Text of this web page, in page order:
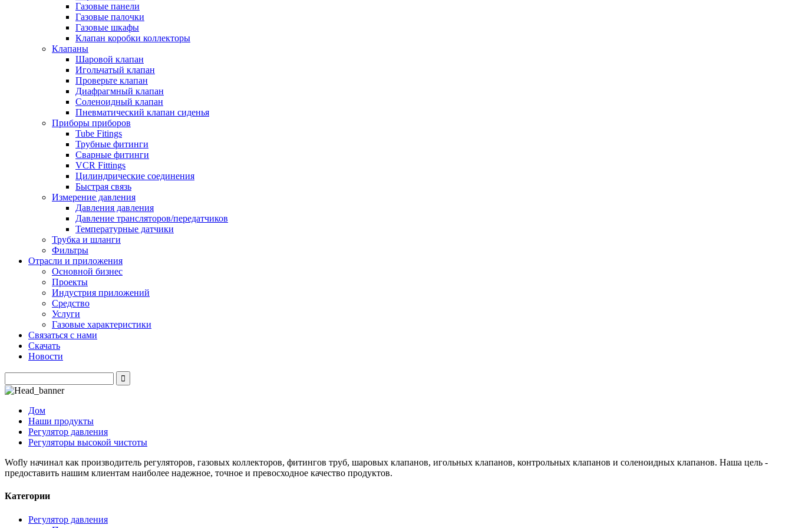
Газовые панели
Газовые палочки
Газовые шкафы
Клапан коробки коллекторы
Клапаны
Шаровой клапан
Игольчатый клапан
Проверьте клапан
Диафрагмный клапан
Соленоидный клапан
Пневматический клапан сиденья
Приборы приборов
Tube Fitings
Трубные фитинги
Сварные фитинги
VCR Fittings
Цилиндрические соединения
Быстрая связь
Измерение давления
Давления давления
Давление трансляторов/передатчиков
Температурные датчики
Трубка и шланги
Фильтры
Отрасли и приложения
Основной бизнес
Проекты
Индустрия приложений
Средство
Услуги
Газовые характеристики
Связаться с нами
Скачать
Новости
Дом
Наши продукты
Регулятор давления
Регуляторы высокой чистоты
Wofly начинал как производитель регуляторов, газовых коллекторов, фитингов труб, шаровых клапанов, игольных клапанов, контрольных клапанов и соленоидных клапанов. Наша цель -
предоставить нашим клиентам наиболее надежное, точное и превосходное качество продуктов.
Категории
Регулятор давления